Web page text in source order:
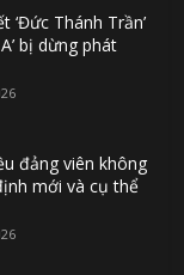
‘Đức Thánh Trần’
bị dừng phát
đảng viên không
mới và cụ thể